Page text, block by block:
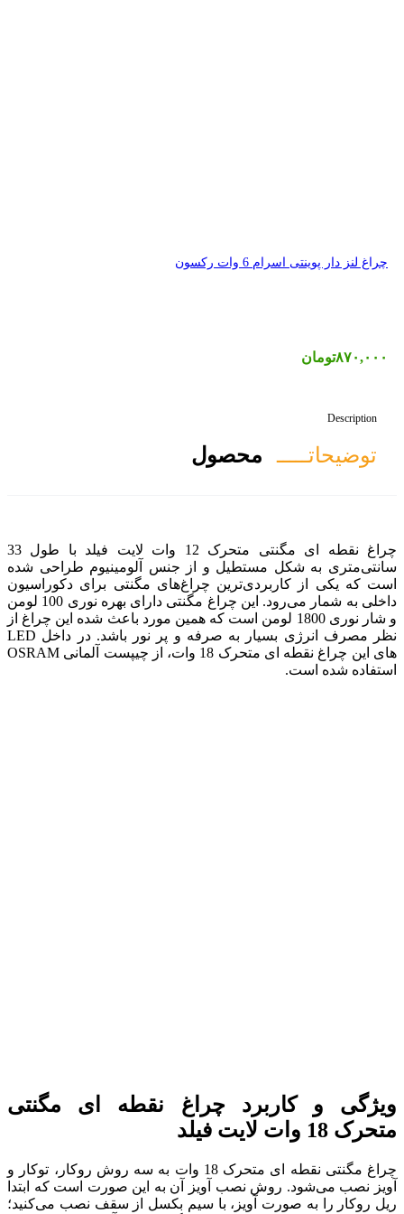
چراغ نقطه ای مگنتی متحرک 12 وات لایت فیلد با طول 33
و از جنس آلومینیوم طراحی شده
چراغ‌های مگنتی برای دکوراسیون
داخلی به شمار می‌رود. این چراغ مگنتی دارای بهره نوری 100 لومن
لومن است که همین مورد باعث شده این چراغ از
نظر مصرف انرژی بسیار به صرفه و پر نور باشد. در داخل LED
های این چراغ نقطه ای متحرک 18 وات، از چیپست آلمانی OSRAM
چراغ نقطه ای مگنتی
چراغ مگنتی نقطه ای متحرک 18 وات به سه روش روکار، توکار و
آن به این صورت است که ابتدا
با سیم بکسل از سقف نصب می‌کنید؛